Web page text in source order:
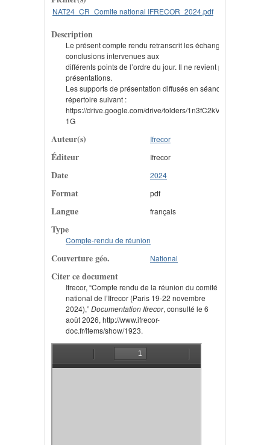
NAT24_CR_Comite national IFRECOR_2024.pdf
Description
Le présent compte rendu retranscrit les échanges, suites à
conclusions intervenues aux
différents points de l’ordre du jour. Il ne revient pas sur le
présentations.
Les supports de présentation diffusés en séance sont
répertoire suivant :
https://drive.google.com/drive/folders/
1G
Auteur(s) Ifrecor
Éditeur Ifrecor
Date 2024
Format pdf
Langue français
Type
Compte-rendu de réunion
Couverture géo. National
Citer ce document
Ifrecor, “Compte rendu de la réunion du comité
national de l’Ifrecor (Paris 19-22 novembre
2024),”Documentation Ifrecor, consulté le 6
août 2026, http://www.ifrecor-
doc.fr/items/show/1923.